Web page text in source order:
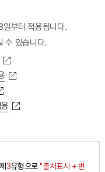
부터 적용됩니다.
수 있습니다.
3유형으로"출처표시 + 변